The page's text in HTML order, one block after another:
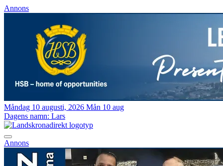
Annons
Måndag 10 augusti, 2026 Mån 10 aug
Dagens namn: Lars
Annons